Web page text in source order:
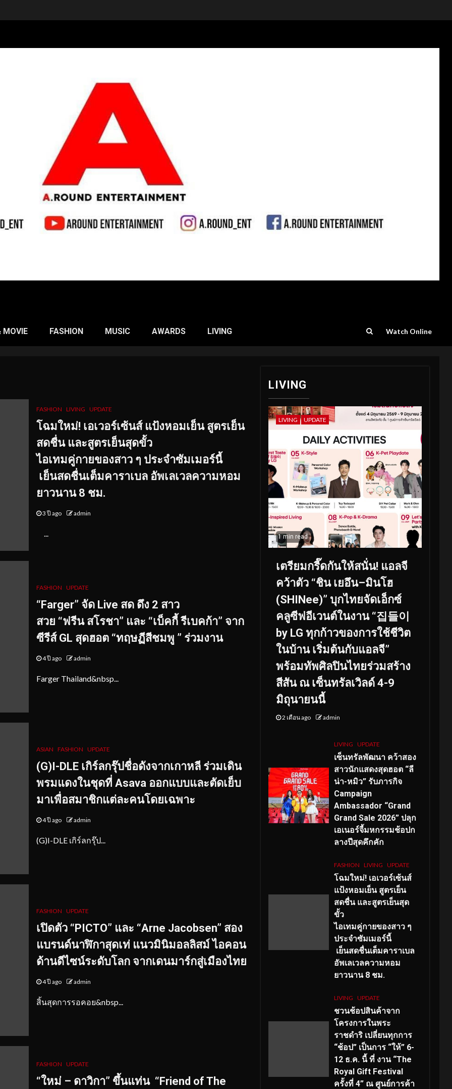
MOVIE FASHION MUSIC AWARDS LIVING Watch Online
FASHION LIVING UPDATE
โฉมใหม่! เอเวอร์เซ้นส์ แป้งหอมเย็น สูตรเย็น
สดชื่น และสูตรเย็นสุดขั้ว
ไอเทมคู่กายของสาว ๆ ประจำซัมเมอร์นี้
เย็นสดชื่นเต็มคาราเบล อัพเลเวลความหอม
ยาวนาน 8 ชม.
3 ปี ago admin
...
FASHION UPDATE
“Farger” จัด Live สด ดึง 2 สาว
สวย “ฟรีน สโรชา” และ “เบ็คกี้ รีเบคก้า” จาก
ซีรีส์ GL สุดฮอต “ทฤษฏีสีชมพู ” ร่วมงาน
4 ปี ago admin
Farger Thailand&nbsp...
ASIAN FASHION UPDATE
(G)I-DLE เกิร์ลกรุ๊ปชื่อดังจากเกาหลี ร่วมเดิน
พรมแดงในชุดที่ Asava ออกแบบและตัดเย็บ
มาเพื่อสมาชิกแต่ละคนโดยเฉพาะ
4 ปี ago admin
(G)I-DLE เกิร์ลกรุ๊ป...
FASHION UPDATE
เปิดตัว “PICTO” และ “Arne Jacobsen” สอง
แบรนด์นาฬิกาสุดเท่ แนวมินิมอลลิสม์ ไอคอน
ด้านดีไซน์ระดับโลก จากเดนมาร์กสู่เมืองไทย
4 ปี ago admin
สิ้นสุดการรอคอย&nbsp...
FASHION UPDATE
“ใหม่ – ดาวิกา” ขึ้นแท่น “Friend of The
LIVING
LIVING UPDATE
1 min read
เตรียมกรี๊ดกันให้สนั่น! แอลจี
คว้าตัว “ชิน เยอึน–มินโฮ
(SHINee)” บุกไทยจัดเอ็กซ์
คลูซีฟอีเวนต์ในงาน “집들이
by LG ทุกก้าวของการใช้ชีวิต
ในบ้าน เริ่มต้นกับแอลจี”
พร้อมทัพศิลปินไทยร่วมสร้าง
สีสัน ณ เซ็นทรัลเวิลด์ 4-9
มิถุนายนนี้
2 เดือน ago admin
LIVING UPDATE
เซ็นทรัลพัฒนา คว้าสอง
สาวนักแสดงสุดฮอต “ลี
น่า-หมิว” รับภารกิจ
Campaign
Ambassador “Grand
Grand Sale 2026” ปลุก
เอเนอร์จี้มหกรรมช้อปก
ลางปีสุดคึกคัก
FASHION LIVING UPDATE
โฉมใหม่! เอเวอร์เซ้นส์
แป้งหอมเย็น สูตรเย็น
สดชื่น และสูตรเย็นสุด
ขั้ว
ไอเทมคู่กายของสาว ๆ
ประจำซัมเมอร์นี้
เย็นสดชื่นเต็มคาราเบล
อัพเลเวลความหอม
ยาวนาน 8 ชม.
LIVING UPDATE
ชวนช้อปสินค้าจาก
โครงการในพระ
ราชดำริ เปลี่ยนทุกการ
“ช้อป” เป็นการ “ให้” 6-
12 ธ.ค. นี้ ที่ งาน “The
Royal Gift Festival
ครั้งที่ 4” ณ ศูนย์การค้า